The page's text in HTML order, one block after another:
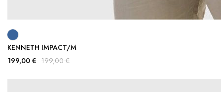
KENNETH IMPACT/M
199,00 € 199,00 €